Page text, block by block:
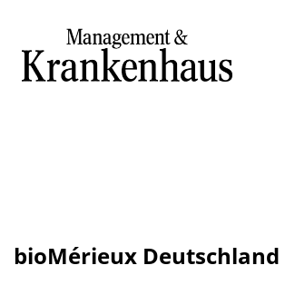
bioMérieux Deutschland